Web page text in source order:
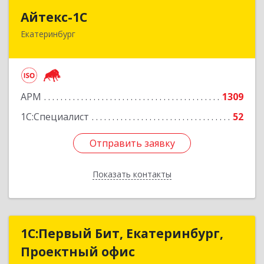
Айтекс-1С
Екатеринбург
АРМ
1309
1С:Специалист
52
Отправить заявку
Показать контакты
620041, Свердловская обл, Екатеринбург г,
Отправить заявку
Назад
1С:Первый Бит, Екатеринбург,
Проектный офис
1С:Первый Бит, Екатеринбург,
Проектный офис